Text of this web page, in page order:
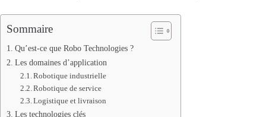
Sommaire
Qu’est-ce que Robo Technologies ?
Les domaines d’application
Robotique industrielle
Robotique de service
Logistique et livraison
Les technologies clés